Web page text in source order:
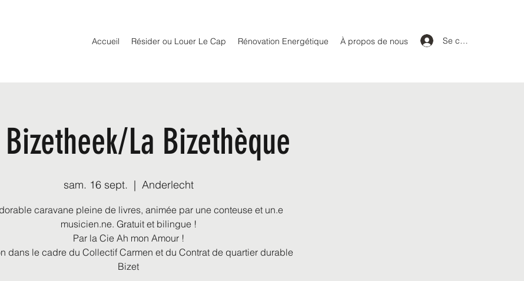
Se connecter
Accueil Résider ou Louer Le Cap Rénovation Energétique À propos de nous
La Bizethèque
sam. 16 sept.
  |
Anderlecht
caravane pleine de livres, animée par une conteuse et un.e
musicien.ne. Gratuit et bilingue !
Par la Cie Ah mon Amour !
dans le cadre du Collectif Carmen et du Contrat de quartier durable
Bizet